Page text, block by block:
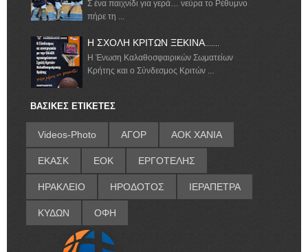
Σ ένα παιχνίδι για γερά… νεύρα το Ρέθυμνο
πήρε τη ...
Η ΣΧΟΛΗ ΚΡΙΤΩΝ ΞΕΚΙΝΑ.......
Η Ένωση Καλαθοσφαιρικών Σωματείων
Κρήτης και ο Σύνδεσμος Κριτών ...
ΒΑΣΙΚΕΣ ΕΤΙΚΕΤΕΣ
Videos-Photo ΑΓΟΡ ΑΟΚ ΧΑΝΙΑ
ΕΚΑΣΚ ΕΟΚ ΕΡΓΟΤΕΛΗΣ
ΗΡΑΚΛΕΙΟ ΗΡΟΔΟΤΟΣ ΙΕΡΑΠΕΤΡΑ
ΚΥΔΩΝ ΟΦΗ